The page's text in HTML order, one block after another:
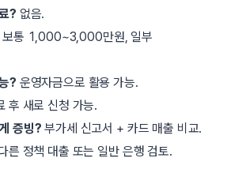
? 없음.
보통 1,000~3,000만원, 일부
? 운영자금으로 활용 가능.
후 새로 신청 가능.
증빙? 부가세 신고서 + 카드 매출 비교.
른 정책 대출 또는 일반 은행 검토.